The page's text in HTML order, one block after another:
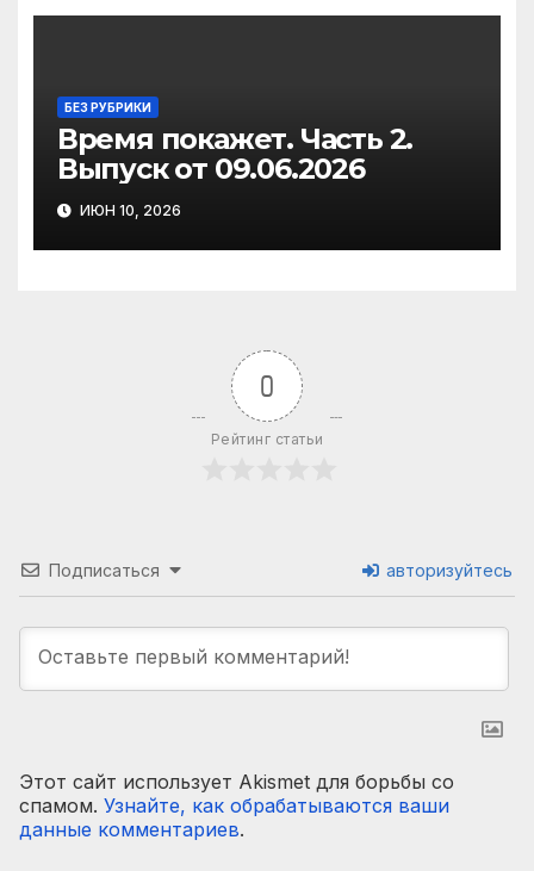
БЕЗ РУБРИКИ
Время покажет. Часть 2.
Выпуск от 09.06.2026
ИЮН 10, 2026
0
Рейтинг статьи
Подписаться авторизуйтесь
Этот сайт использует Akismet для борьбы со
спамом. Узнайте, как обрабатываются ваши
данные комментариев.